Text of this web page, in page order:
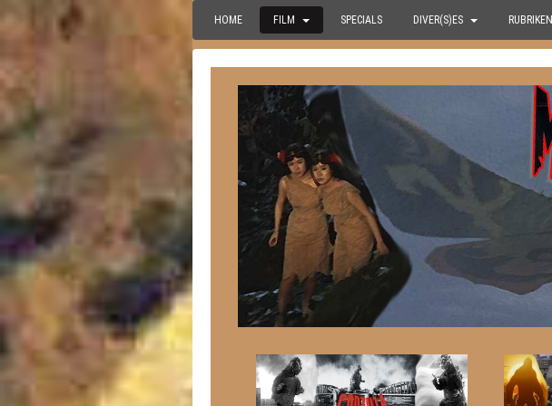
HOME FILM SPECIALS DIVER(S)ES RUBRIKEN